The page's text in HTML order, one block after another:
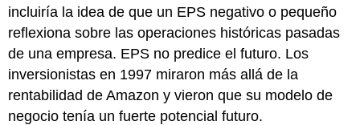
incluiría la idea de que un EPS negativo o pequeño
reflexiona sobre las operaciones históricas pasadas
de una empresa. EPS no predice el futuro. Los
inversionistas en 1997 miraron más allá de la
rentabilidad de Amazon y vieron que su modelo de
negocio tenía un fuerte potencial futuro.